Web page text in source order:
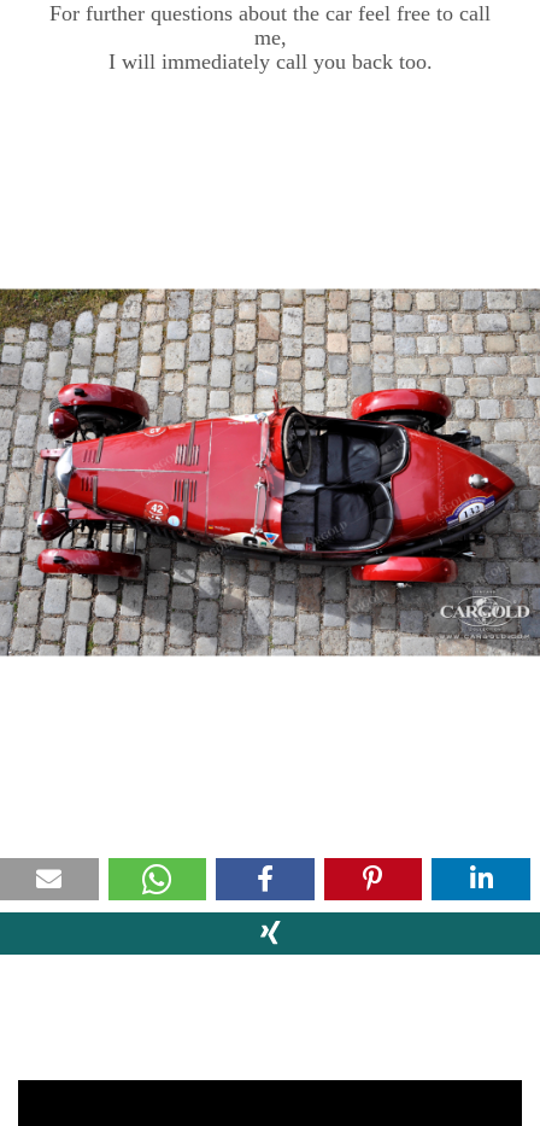
For further questions about the car feel free to call
me,
I will immediately call you back too.